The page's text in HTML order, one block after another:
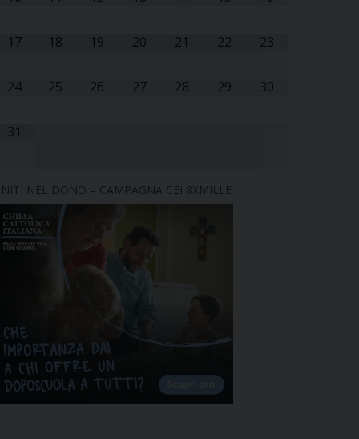
17 18 19 20 21 22 23
24 25 26 27 28 29 30
31
NEL DONO – CAMPAGNA CEI 8XMILLE